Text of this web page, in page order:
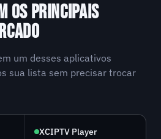
OS PRINCIPAIS
um desses aplicativos
sua lista sem precisar trocar
XCIPTV Player